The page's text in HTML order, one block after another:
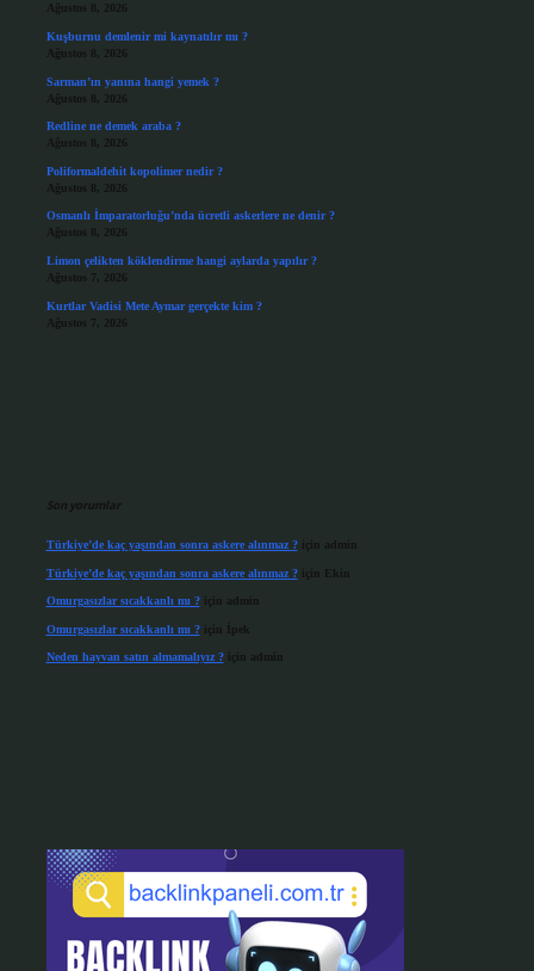
Ağustos 8, 2026
Kuşburnu demlenir mi kaynatılır mı ?
Ağustos 8, 2026
Sarman’ın yanına hangi yemek ?
Ağustos 8, 2026
Redline ne demek araba ?
Ağustos 8, 2026
Poliformaldehit kopolimer nedir ?
Ağustos 8, 2026
Osmanlı İmparatorluğu’nda ücretli askerlere ne denir ?
Ağustos 8, 2026
Limon çelikten köklendirme hangi aylarda yapılır ?
Ağustos 7, 2026
Kurtlar Vadisi Mete Aymar gerçekte kim ?
Ağustos 7, 2026
Son yorumlar
Türkiye’de kaç yaşından sonra askere alınmaz ?için admin
Türkiye’de kaç yaşından sonra askere alınmaz ?için Ekin
Omurgasızlar sıcakkanlı mı ?için admin
Omurgasızlar sıcakkanlı mı ?için İpek
Neden hayvan satın almamalıyız ?için admin